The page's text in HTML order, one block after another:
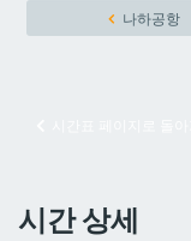
나하공항
시간 상세